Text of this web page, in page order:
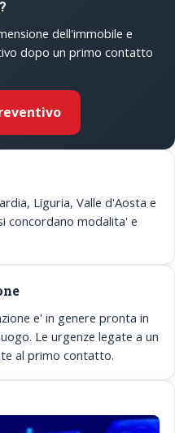
dell'immobile e
dopo un primo contatto
Liguria, Valle d'Aosta e
concordano modalita' e
e' in genere pronta in
Le urgenze legate a un
al primo contatto.